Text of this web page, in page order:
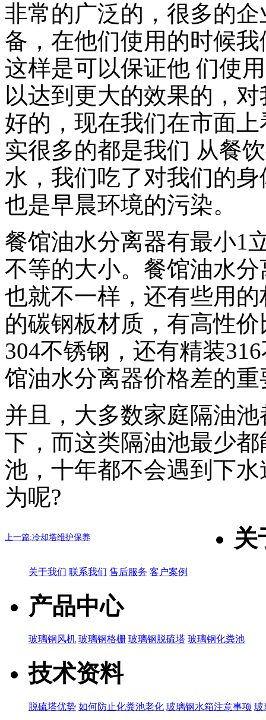
非常的广泛的，很多的
备，在他们使用的时候
这样是可以保证他 们使
以达到更大的效果的，
好的，现在我们在市面
实很多的都是我们 从餐
水，我们吃了对我们的
也是早晨环境的污染。
餐馆油水分离器有最小1
不等的大小。餐馆油水
也就不一样，还有些用
的碳钢板材质，有高性
304不锈钢，还有精装
馆油水分离器价格差的
并且，大多数家庭隔油
下，而这类隔油池最少
池，十年都不会遇到下
为呢?
上一篇:冷却塔维护保养 关
关于我们 联系我们 售后服务 客户案例
产品中心
玻璃钢风机 玻璃钢格栅 玻璃钢脱硫塔 玻璃钢化粪池
技术资料
脱硫塔优势 如何防止化粪池老化 玻璃钢水箱注意事项 玻